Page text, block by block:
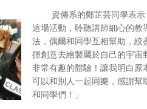
資傳系的鄭芷芸同學表
這場活動，聆聽講師細心的教
法，偶爾和同學互相幫助，絞
揮創意去繪製屬於自己的宇宙
非常有趣的體驗！讓我明白原
可以和別人一起同樂，感謝幫
和同學們！」